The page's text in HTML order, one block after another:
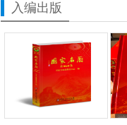
入编出版